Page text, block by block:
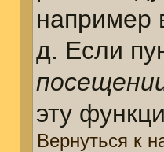
например
д. Если
эту
Вернуться к